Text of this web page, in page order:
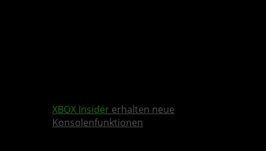
XBOX Insider erhalten neue
Konsolenfunktionen